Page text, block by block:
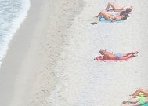
RESORT TO LIVE AT